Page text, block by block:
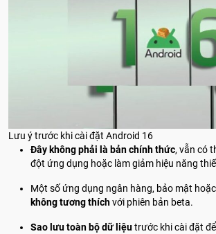
Lưu ý trước khi cài đặt Android 16
Đây không phải là bản chính thức, vẫn có
đột ứng dụng hoặc làm giảm hiệu năng
Một số ứng dụng ngân hàng, bảo mật
không tương thíchvới phiên bản beta.
Sao lưu toàn bộ dữ liệutrước khi cài đặt